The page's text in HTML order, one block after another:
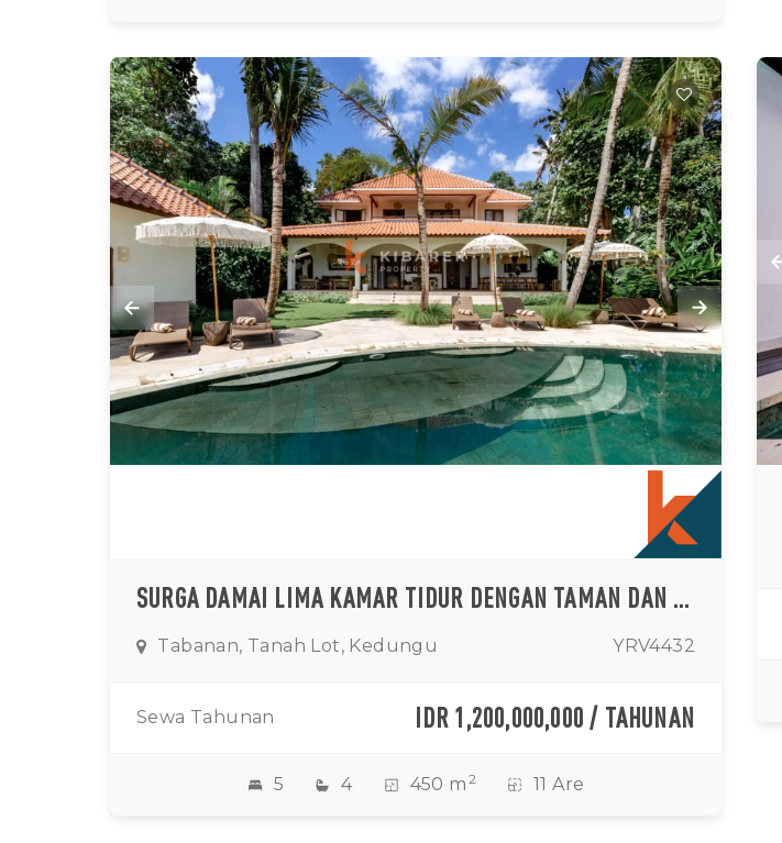
SURGA DAMAI LIMA KAMAR TIDUR DENGAN TAMAN DAN PEMANDANGAN SAWAH YANG LUAS DI KEDUNGU
Tabanan, Tanah Lot, Kedungu YRV4432
Sewa Tahunan IDR 1,200,000,000 / TAHUNAN
5 4 450 m 2 11 Are